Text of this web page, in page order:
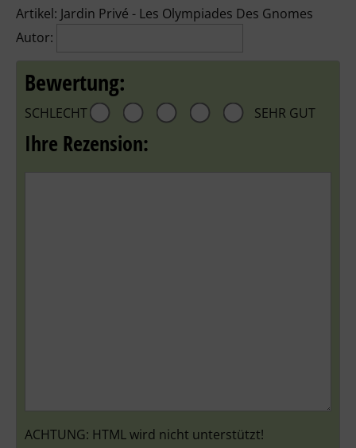
Knüpfpackungen
Artikel: Jardin Privé - Les Olympiades Des Gnomes
Autor:
Bewertung:
SCHLECHT SEHR GUT
Ihre Rezension:
ACHTUNG: HTML wird nicht unterstützt!